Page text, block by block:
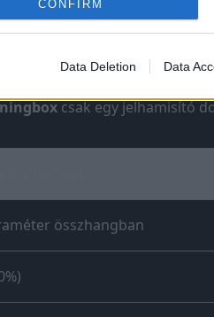
CONFIRM
Data Deletion Data
vs Tuningbox –
csak egy jelhamisító
összhangban